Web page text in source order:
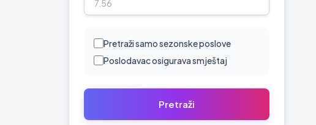
Pretraži samo sezonske poslove
Poslodavac osigurava smještaj